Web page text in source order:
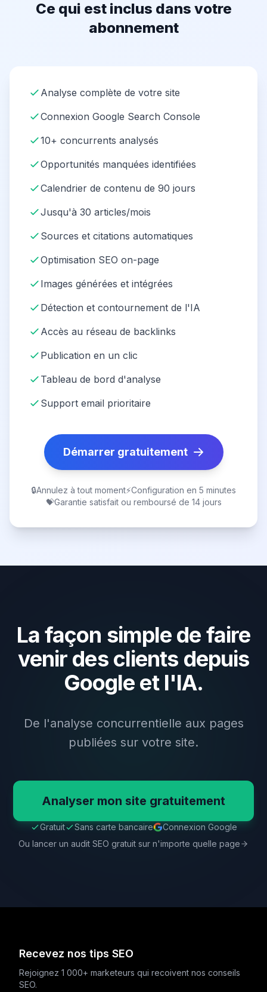
Ce qui est inclus dans votre
abonnement
Analyse complète de votre site
Connexion Google Search Console
10+ concurrents analysés
Opportunités manquées identifiées
Calendrier de contenu de 90 jours
Jusqu'à 30 articles/mois
Sources et citations automatiques
Optimisation SEO on-page
Images générées et intégrées
Détection et contournement de l'IA
Accès au réseau de backlinks
Publication en un clic
Tableau de bord d'analyse
Support email prioritaire
Démarrer gratuitement
🔒Annulez à tout moment⚡Configuration en 5 minutes
💝Garantie satisfait ou remboursé de 14 jours
La façon simple de faire
venir des clients depuis
Google et l'IA.
De l'analyse concurrentielle aux pages
publiées sur votre site.
Analyser mon site gratuitement
Gratuit Sans carte bancaire
Connexion Google
Ou lancer un audit SEO gratuit sur n'importe quelle page
Recevez nos tips SEO
Rejoignez 1 000+ marketeurs qui recoivent nos conseils
SEO.